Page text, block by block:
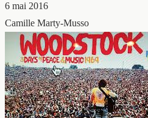
6 mai 2016
Camille Marty-Musso